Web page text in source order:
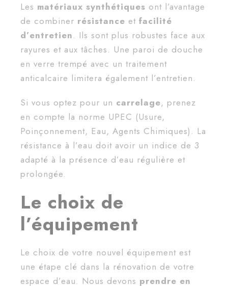
Les matériaux synthétiques ont l’avantage
de combiner résistance et facilité
d’entretien. Ils sont plus robustes face aux
rayures et aux tâches. Une paroi de douche
en verre trempé avec un traitement
anticalcaire limitera également l’entretien.
Si vous optez pour un carrelage, prenez
en compte la norme UPEC (Usure,
Poinçonnement, Eau, Agents Chimiques). La
résistance à l’eau doit avoir un indice de 3
adapté à la présence d’eau régulière et
prolongée.
Le choix de
l’équipement
Le choix de votre nouvel équipement est
une étape clé dans la rénovation de votre
espace d’eau. Nous devons prendre en